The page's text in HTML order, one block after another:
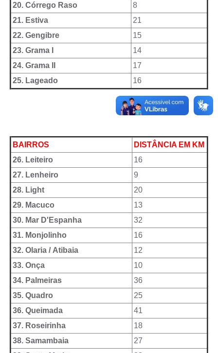
Galeria de Vídeos
Projetos
Contas Públicas
Telefones Úteis
Jornal
e-SIC
Diário Oficial
20. Córrego Raso
8
21. Estiva
21
22. Gengibre
15
23. Grama I
14
24. Grama II
17
25. Lageado
16
BAIRROS
DISTÂNCIA EM KM
26. Leiteiro
16
27. Lenheiro
9
28. Light
20
29. Macuco
13
30. Mar D'Espanha
32
31. Monjolinho
16
32. Olaria / Atibaia
12
33. Onça
10
34. Palmeiras
36
35. Quadro
25
36. Queimada
41
37. Roseirinha
18
38. Samambaia
27